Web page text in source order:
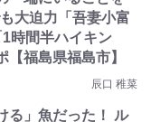
大迫力「吾妻小富
時間半ハイキン
【福島県福島市】
辰口 稚菜
る」魚だった！ ル